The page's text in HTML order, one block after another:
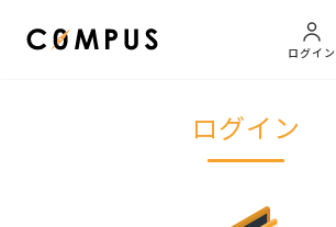
ログイン
ログイン